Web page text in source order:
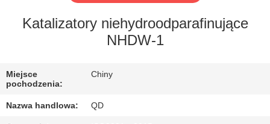
FABRYCE
JAKOŚCI
SKONTAKTUJ
Katalizatory niehydroodparafinujące
NHDW-1
Miejsce
pochodzenia:
Chiny
Nazwa handlowa: QD